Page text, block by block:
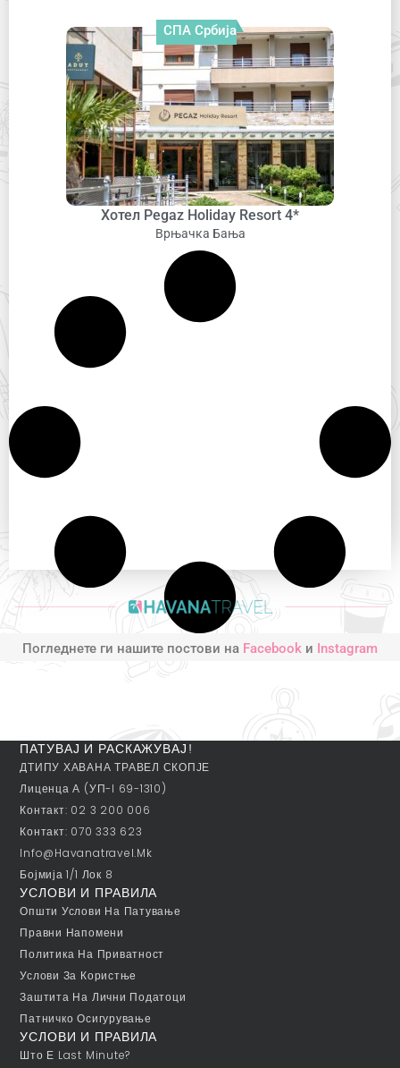
СПА Србија
Хотел Pegaz Holiday Resort 4*
Врњачка Бања
Погледнете ги нашите постови на Facebook и Instagram
ПАТУВАЈ И РАСКАЖУВАЈ!
ДТИПУ ХАВАНА ТРАВЕЛ СКОПЈЕ
Лиценца А (УП-I 69-1310)
Контакт: 02 3 200 006
Контакт: 070 333 623
Info@havanatravel.mk
Бојмија 1/1 Лок 8
УСЛОВИ И ПРАВИЛА
Општи Услови На Патување
Правни Напомени
Политика На Приватност
Услови За Користње
Заштита На Лични Податоци
Патничко Осигурување
УСЛОВИ И ПРАВИЛА
Што Е Last Minute?